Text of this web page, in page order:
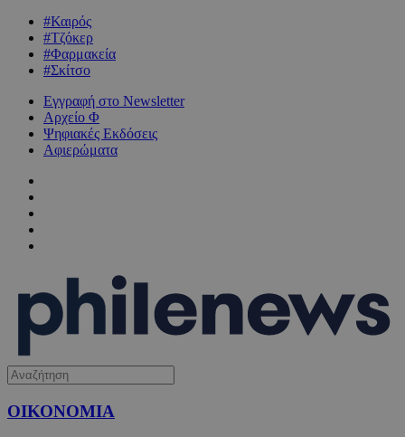
#Καιρός
#Τζόκερ
#Φαρμακεία
#Σκίτσο
Εγγραφή στο Newsletter
Αρχείο Φ
Ψηφιακές Εκδόσεις
Αφιερώματα
ΟΙΚΟΝΟΜΙΑ